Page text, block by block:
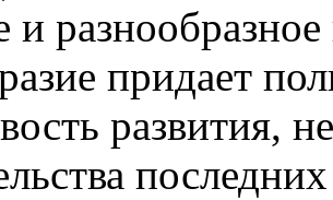
и
придает
развития,